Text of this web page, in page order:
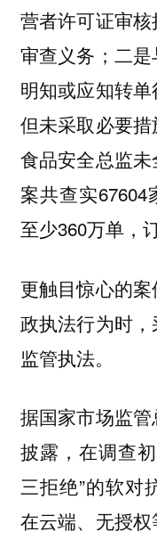
营者许可证审
审查义务；二是
明知或应知转
但未采取必要
食品安全总监
案共查实67604
至少360万单，
更触目惊心的
政执法行为时
监管执法。
据国家市场监管
披露，在调查
三拒绝”的软对
在云端、无授